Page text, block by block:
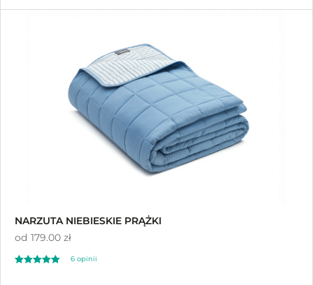
NARZUTA NIEBIESKIE PRĄŻKI
od 179.00 zł
6 opinii